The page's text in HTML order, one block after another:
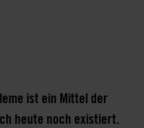
ist ein Mittel der
heute noch existiert.